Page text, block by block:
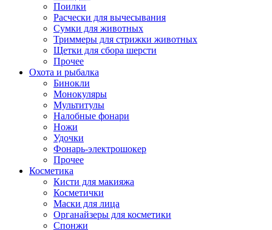
Поилки
Расчески для вычесывания
Сумки для животных
Триммеры для стрижки животных
Щетки для сбора шерсти
Прочее
Охота и рыбалка
Бинокли
Монокуляры
Мультитулы
Налобные фонари
Ножи
Удочки
Фонарь-электрошокер
Прочее
Косметика
Кисти для макияжа
Косметички
Маски для лица
Органайзеры для косметики
Спонжи